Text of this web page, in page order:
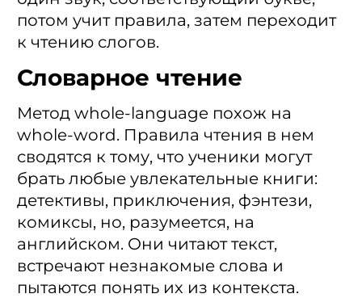
потом учит правила, затем переходит
к чтению слогов.
Словарное чтение
Метод whole-language похож на
whole-word. Правила чтения в нем
сводятся к тому, что ученики могут
брать любые увлекательные книги:
детективы, приключения, фэнтези,
комиксы, но, разумеется, на
английском. Они читают текст,
встречают незнакомые слова и
пытаются понять их из контекста.